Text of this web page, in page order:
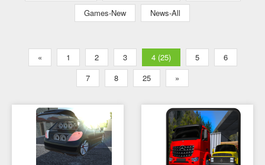
Games-New
News-All
« 1 2 3 4 (25) 5
6
7
8 25 »